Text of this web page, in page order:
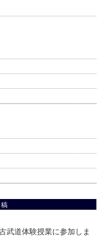
武道体験授業に参加しま